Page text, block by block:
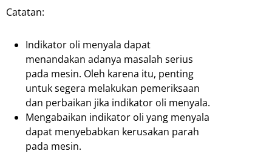
Catatan:
Indikator oli menyala dapat
menandakan adanya masalah serius
pada mesin. Oleh karena itu, penting
untuk segera melakukan pemeriksaan
dan perbaikan jika indikator oli menyala.
Mengabaikan indikator oli yang menyala
dapat menyebabkan kerusakan parah
pada mesin.